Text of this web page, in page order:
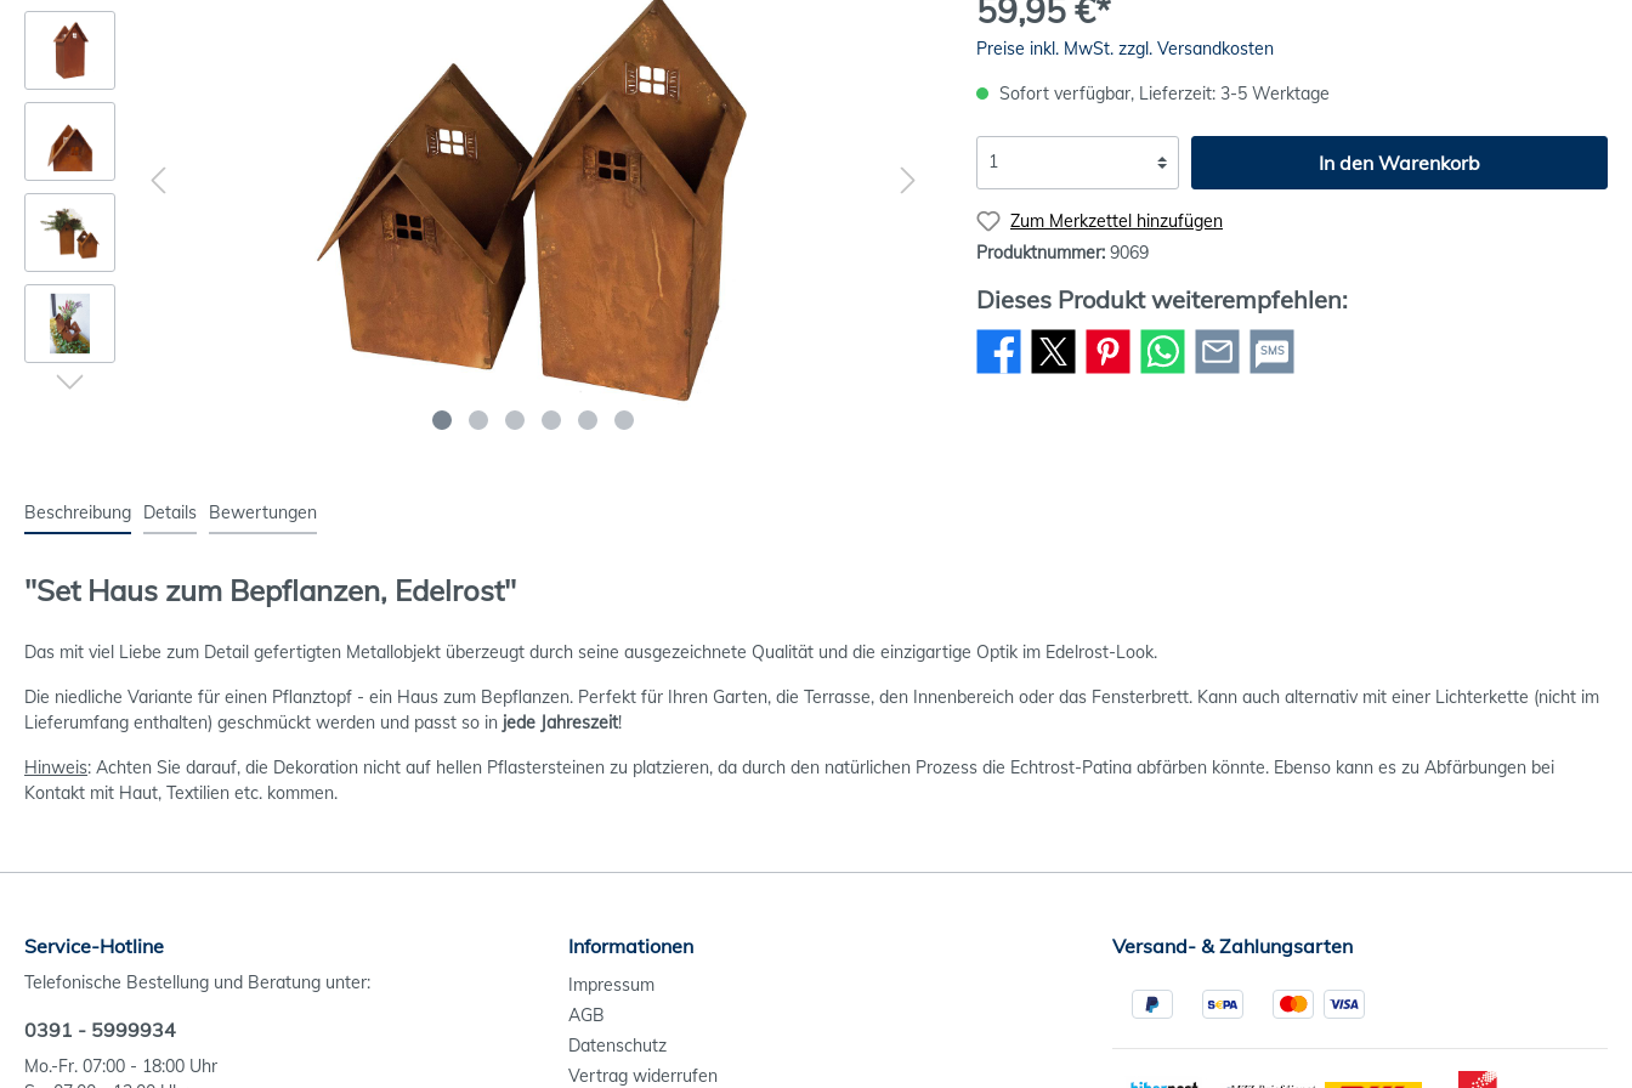
59,95 €*
Preise inkl. MwSt. zzgl. Versandkosten
Sofort verfügbar, Lieferzeit: 3-5 Werktage
In den Warenkorb
Zum Merkzettel hinzufügen
Produktnummer: 9069
Dieses Produkt weiterempfehlen:
SMS
Beschreibung Details Bewertungen
"Set Haus zum Bepflanzen, Edelrost"
Das mit viel Liebe zum Detail gefertigten Metallobjekt überzeugt durch seine ausgezeichnete Qualität und die einzigartige Optik im Edelrost-Look.
Die niedliche Variante für einen Pflanztopf - ein Haus zum Bepflanzen. Perfekt für Ihren Garten, die Terrasse, den Innenbereich oder das Fensterbrett. Kann auch alternativ mit einer Lichterkette (nicht im
Lieferumfang enthalten) geschmückt werden und passt so in jede Jahreszeit!
Hinweis: Achten Sie darauf, die Dekoration nicht auf hellen Pflastersteinen zu platzieren, da durch den natürlichen Prozess die Echtrost-Patina abfärben könnte. Ebenso kann es zu Abfärbungen bei
Kontakt mit Haut, Textilien etc. kommen.
Service-Hotline
Telefonische Bestellung und Beratung unter:
0391 - 5999934
Mo.-Fr. 07:00 - 18:00 Uhr
Informationen
Impressum
AGB
Datenschutz
Vertrag widerrufen
Versand- & Zahlungsarten